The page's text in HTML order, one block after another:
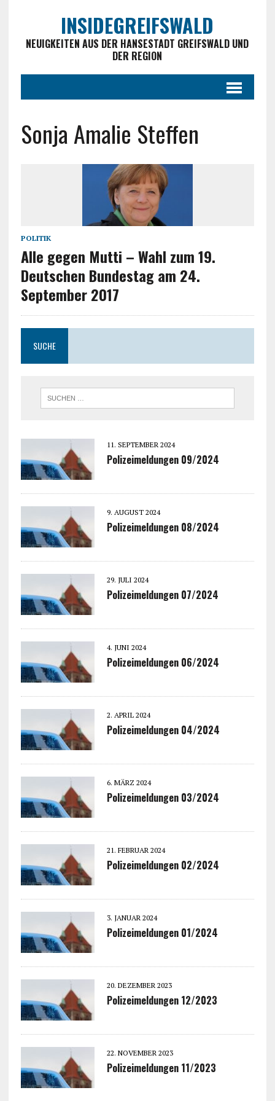
INSIDEGREIFSWALD
NEUIGKEITEN AUS DER HANSESTADT GREIFSWALD UND
DER REGION
Sonja Amalie Steffen
POLITIK
Alle gegen Mutti – Wahl zum 19.
Deutschen Bundestag am 24.
September 2017
SUCHE
11. SEPTEMBER 2024
Polizeimeldungen 09/2024
9. AUGUST 2024
Polizeimeldungen 08/2024
29. JULI 2024
Polizeimeldungen 07/2024
4. JUNI 2024
Polizeimeldungen 06/2024
2. APRIL 2024
Polizeimeldungen 04/2024
6. MÄRZ 2024
Polizeimeldungen 03/2024
21. FEBRUAR 2024
Polizeimeldungen 02/2024
3. JANUAR 2024
Polizeimeldungen 01/2024
20. DEZEMBER 2023
Polizeimeldungen 12/2023
22. NOVEMBER 2023
Polizeimeldungen 11/2023